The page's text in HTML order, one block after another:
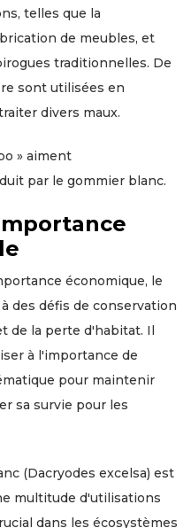
telles que la
de meubles, et
traditionnelles. De
sont utilisées en
divers maux.
» aiment
par le gommier blanc.
économique, le
des défis de conservation
de la perte d'habitat. Il
à l'importance de
pour maintenir
sa survie pour les
(Dacryodes excelsa) est
multitude d'utilisations
dans les écosystèmes